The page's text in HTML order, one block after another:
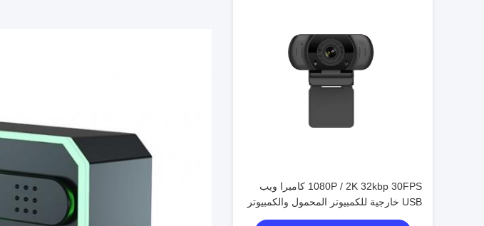
1080P / 2K 32kbp 30FPS كاميرا ويب
USB خارجية للكمبيوتر المحمول والكمبيوتر
المكتبي